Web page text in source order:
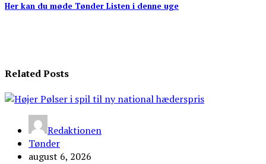
Her kan du møde Tønder Listen i denne uge
Related Posts
Redaktionen
Tønder
august 6, 2026